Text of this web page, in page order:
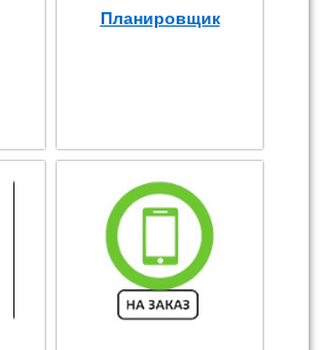
Планировщик